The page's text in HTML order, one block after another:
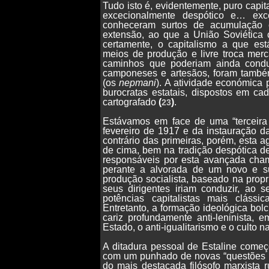
Tudo isto é, evidentemente, puro
excecionalmente despótico e…
conheceram surtos de
extensão, ao que a União Soviética
certamente, o capitalismo a que
meios de produção e livre troca
caminhos que poderiam ainda
camponeses e artesãos, foram
(osnepmani). A atividade económica
burocratas estatais, dispostos em
cartografado (23).
Estávamos em face de uma
fevereiro de 1917 e da instauração
contrário das primeiras, porém, esta
de cima, bem na tradição despótica
responsáveis por esta avançada
perante a alvorada de um novo e
produção socialista, baseado na
seus dirigentes iriam conduzir, ao
potências capitalistas mais
Entretanto, a formação ideológica
cariz profundamente anti-leninista,
Estado, o anti-igualitarismo e o culto
A ditadura pessoal de Estaline
com um punhado de novas
do mais destacada filósofo marxista